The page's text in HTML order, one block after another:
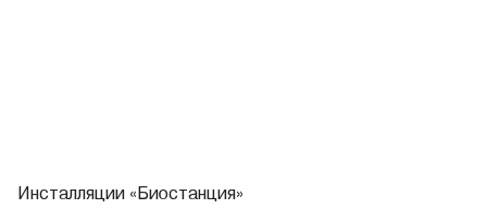
Инсталляции «Биостанция»